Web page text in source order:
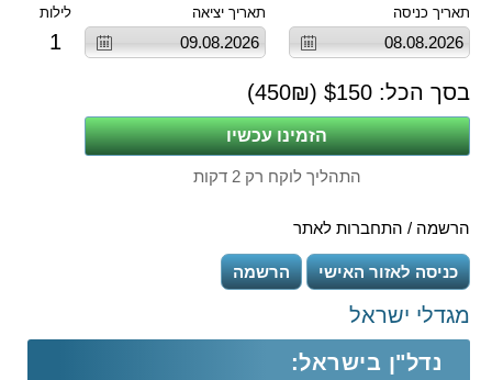
תאריך כניסה תאריך יציאה לילות
1
בסך הכל: $ 150
(
450₪)
התהליך לוקח רק 2 דקות
הרשמה / התחברות לאתר
כניסה לאזור האישי הרשמה
מגדלי ישראל
נדל"ן בישראל: